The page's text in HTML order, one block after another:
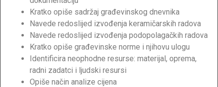
Kratko opiše sadržaj građevinskog dnevnika
Navede redoslijed izvođenja keramičarskih radova
Navede redoslijed izvođenja podopolagačkih radova
Kratko opiše građevinske norme i njihovu ulogu
Identificira neophodne resurse: materijal, oprema,
radni zadatci i ljudski resursi
Opiše način analize cijena